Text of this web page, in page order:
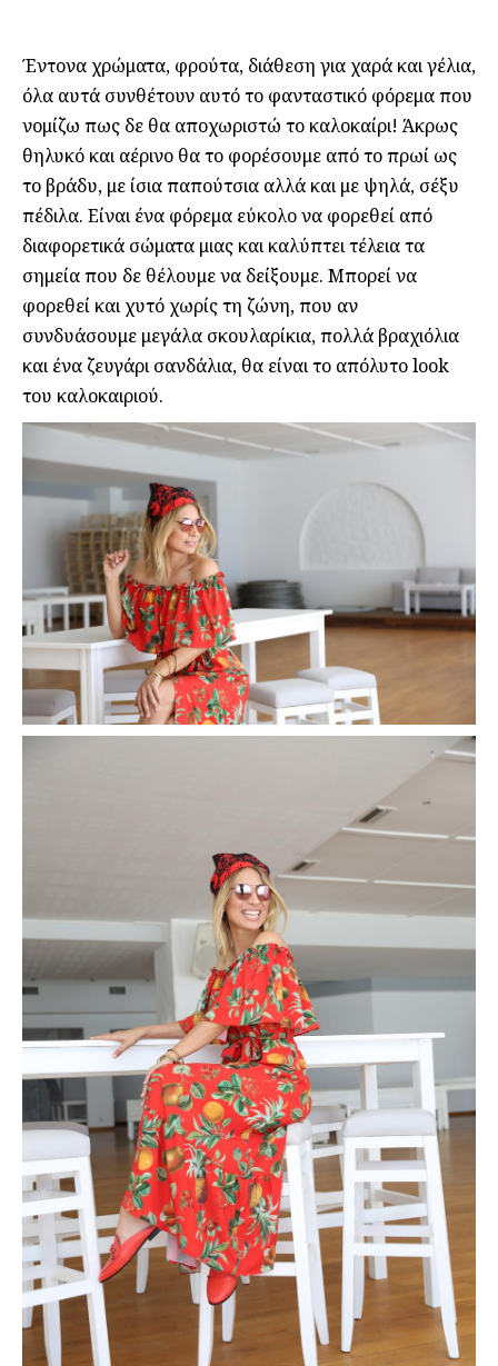
Έντονα χρώματα, φρούτα, διάθεση για χαρά και γέλια,
όλα αυτά συνθέτουν αυτό το φανταστικό φόρεμα που
νομίζω πως δε θα αποχωριστώ το καλοκαίρι! Άκρως
θηλυκό και αέρινο θα το φορέσουμε από το πρωί ως
το βράδυ, με ίσια παπούτσια αλλά και με ψηλά, σέξυ
πέδιλα. Είναι ένα φόρεμα εύκολο να φορεθεί από
διαφορετικά σώματα μιας και καλύπτει τέλεια τα
σημεία που δε θέλουμε να δείξουμε. Μπορεί να
φορεθεί και χυτό χωρίς τη ζώνη, που αν
συνδυάσουμε μεγάλα σκουλαρίκια, πολλά βραχιόλια
και ένα ζευγάρι σανδάλια, θα είναι το απόλυτο look
του καλοκαιριού.